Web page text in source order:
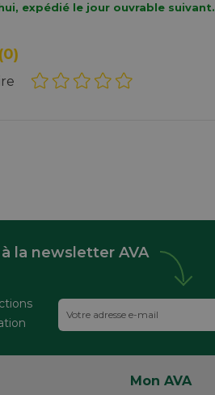
expédié le jour ouvrable suivant.
(0)
la newsletter AVA
Mon AVA